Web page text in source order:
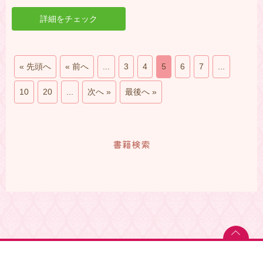
詳細をチェック
« 先頭へ « 前へ ... 3 4 5 6 7 ...
10 20 ... 次へ » 最後へ »
書籍検索